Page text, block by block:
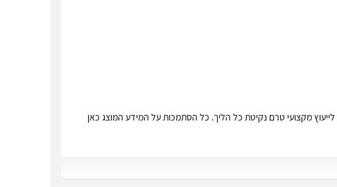
מקצועי טרם נקיטת כל הליך. כל הסתמכות על המידע המוצג כאן